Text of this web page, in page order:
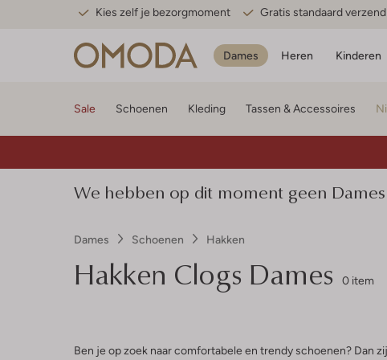
Kies zelf je bezorgmoment Gratis standaard
Dames Heren Kinderen
Sale Schoenen Kleding Tassen & Accessoires
We hebben op dit moment geen
Dames Schoenen Hakken
Hakken Clogs Dames 0 item
Ben je op zoek naar comfortabele en trendy schoenen? Dan